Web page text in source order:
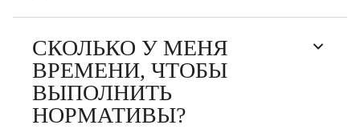
СКОЛЬКО У МЕНЯ
ВРЕМЕНИ, ЧТОБЫ
ВЫПОЛНИТЬ
НОРМАТИВЫ?